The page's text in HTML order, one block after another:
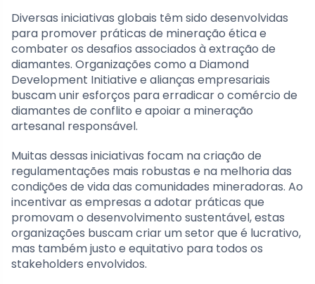
Diversas iniciativas globais têm sido desenvolvidas
para promover práticas de mineração ética e
combater os desafios associados à extração de
diamantes. Organizações como a Diamond
Development Initiative e alianças empresariais
buscam unir esforços para erradicar o comércio de
diamantes de conflito e apoiar a mineração
artesanal responsável.
Muitas dessas iniciativas focam na criação de
regulamentações mais robustas e na melhoria das
condições de vida das comunidades mineradoras. Ao
incentivar as empresas a adotar práticas que
promovam o desenvolvimento sustentável, estas
organizações buscam criar um setor que é lucrativo,
mas também justo e equitativo para todos os
stakeholders envolvidos.